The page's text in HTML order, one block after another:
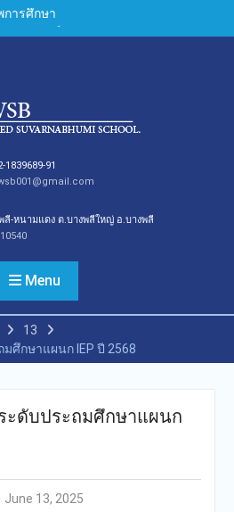
อกตรวจ
ารศึกษา
เพื่อการ
เลิศประจำปี
องกลุ่ม
ในเครือ
อกตรวจ
การศึกษา
เพื่อการ
เลิศประจำปี
ของกลุ่ม
ในเครือ
อกตรวจ
ารศึกษา
ตามเกณฑ์
กตรวจ
ารศึกษา
เลิศประจำปี
1839689-91
ลี-หนามแดง ต.บางพลีใหญ่ อ.บางพลี
Menu
13
ศึกษาแผนก IEP ปี 2568
ะดับประถมศึกษาแผนก
June 13, 2025